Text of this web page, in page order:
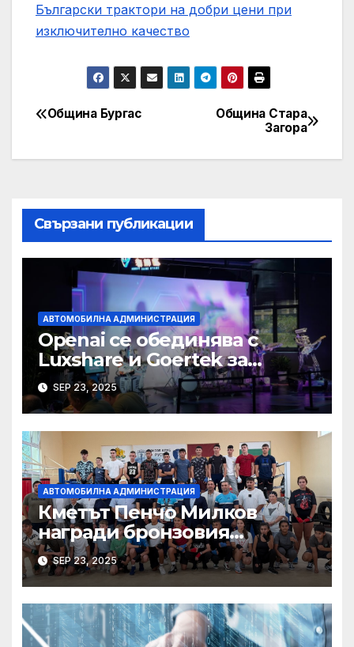
Български трактори на добри цени при
изключително качество
Post
navigation
Община Стара
Загора
Община Бургас
Свързани публикации
АВТОМОБИЛНА АДМИНИСТРАЦИЯ
Openai се обединява с
Luxshare и Goertek за
разработване на ново AI
устройство · Technode
SEP 23, 2025
АВТОМОБИЛНА АДМИНИСТРАЦИЯ
Кметът Пенчо Милков
награди бронзовия
медалист от Световното по
бокс Радослав Росенов
SEP 23, 2025